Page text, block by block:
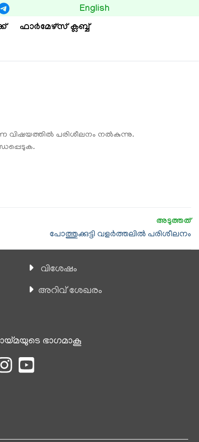
ഫാര്‍മേഴ്സ് ക്ലബ്ബ്
English
വിഷയത്തിൽ പരിശീലനം നല്‍കുന്നു.
പോത്തുക്കുട്ടി വളര്‍ത്തലിൽ പരിശീലനം
വിശേഷം
അറിവ് ശേഖരം
ഭാഗമാകൂ